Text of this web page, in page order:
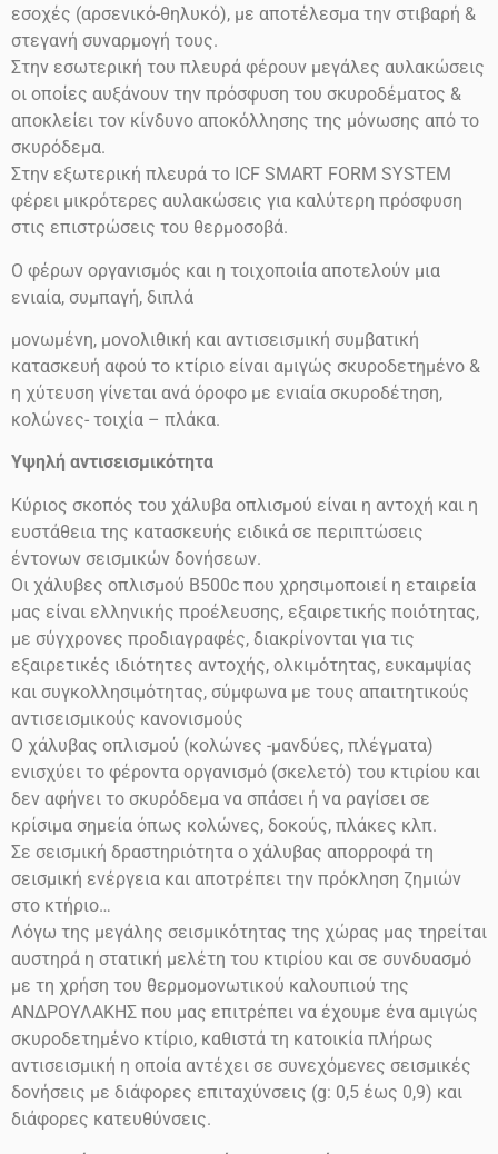
εσοχές (αρσενικό-θηλυκό), με αποτέλεσμα την στιβαρή &
στεγανή συναρμογή τους.
Στην εσωτερική του πλευρά φέρουν μεγάλες αυλακώσεις
οι οποίες αυξάνουν την πρόσφυση του σκυροδέματος &
αποκλείει τον κίνδυνο αποκόλλησης της μόνωσης από το
σκυρόδεμα.
Στην εξωτερική πλευρά το ICF SMART FORM SYSTEM
φέρει μικρότερες αυλακώσεις για καλύτερη πρόσφυση
στις επιστρώσεις του θερμοσοβά.
Ο φέρων οργανισμός και η τοιχοποιία αποτελούν μια
ενιαία, συμπαγή, διπλά
μονωμένη, μονολιθική και αντισεισμική συμβατική
κατασκευή αφού το κτίριο είναι αμιγώς σκυροδετημένο &
η χύτευση γίνεται ανά όροφο με ενιαία σκυροδέτηση,
κολώνες- τοιχία – πλάκα.
Υψηλή αντισεισμικότητα
Κύριος σκοπός του χάλυβα οπλισμού είναι η αντοχή και η
ευστάθεια της κατασκευής ειδικά σε περιπτώσεις
έντονων σεισμικών δονήσεων.
Οι χάλυβες οπλισμού Β500c που χρησιμοποιεί η εταιρεία
μας είναι ελληνικής προέλευσης, εξαιρετικής ποιότητας,
με σύγχρονες προδιαγραφές, διακρίνονται για τις
εξαιρετικές ιδιότητες αντοχής, ολκιμότητας, ευκαμψίας
και συγκολλησιμότητας, σύμφωνα με τους απαιτητικούς
αντισεισμικούς κανονισμούς
Ο χάλυβας οπλισμού (κολώνες -μανδύες, πλέγματα)
ενισχύει το φέροντα οργανισμό (σκελετό) του κτιρίου και
δεν αφήνει το σκυρόδεμα να σπάσει ή να ραγίσει σε
κρίσιμα σημεία όπως κολώνες, δοκούς, πλάκες κλπ.
Σε σεισμική δραστηριότητα ο χάλυβας απορροφά τη
σεισμική ενέργεια και αποτρέπει την πρόκληση ζημιών
στο κτήριο…
Λόγω της μεγάλης σεισμικότητας της χώρας μας τηρείται
αυστηρά η στατική μελέτη του κτιρίου και σε συνδυασμό
με τη χρήση του θερμομονωτικού καλουπιού της
ΑΝΔΡΟΥΛΑΚΗΣ που μας επιτρέπει να έχουμε ένα αμιγώς
σκυροδετημένο κτίριο, καθιστά τη κατοικία πλήρως
αντισεισμική η οποία αντέχει σε συνεχόμενες σεισμικές
δονήσεις με διάφορες επιταχύνσεις (g: 0,5 έως 0,9) και
διάφορες κατευθύνσεις.